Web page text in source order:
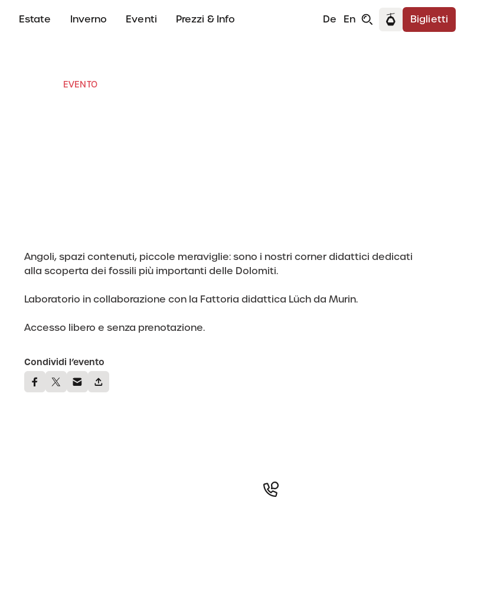
Estate Inverno Eventi Prezzi & Info Biglietti
De En
EVENTO
Angoli, spazi contenuti, piccole meraviglie: sono i nostri corner didattici dedicati
alla scoperta dei fossili più importanti delle Dolomiti.
Laboratorio in collaborazione con la Fattoria didattica Lüch da Murin.
Accesso libero e senza prenotazione.
Condividi l’evento